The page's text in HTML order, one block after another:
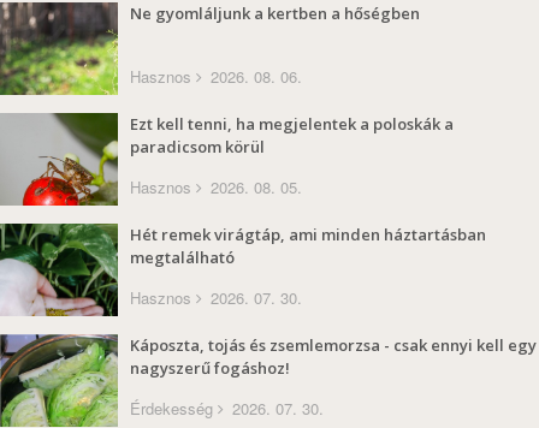
Ne gyomláljunk a kertben a hőségben
Hasznos 2026. 08. 06.
Ezt kell tenni, ha megjelentek a poloskák a
paradicsom körül
Hasznos 2026. 08. 05.
Hét remek virágtáp, ami minden háztartásban
megtalálható
Hasznos 2026. 07. 30.
Káposzta, tojás és zsemlemorzsa - csak ennyi kell egy
nagyszerű fogáshoz!
Érdekesség 2026. 07. 30.